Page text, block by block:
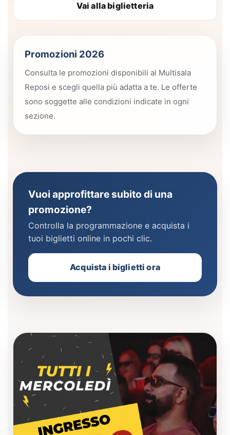
Vai alla biglietteria
Promozioni 2026
Consulta le promozioni disponibili al Multisala
Reposi e scegli quella più adatta a te. Le offerte
sono soggette alle condizioni indicate in ogni
sezione.
Vuoi approfittare subito di una
promozione?
Controlla la programmazione e acquista i
tuoi biglietti online in pochi clic.
Acquista i biglietti ora